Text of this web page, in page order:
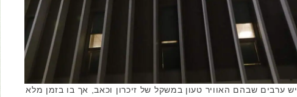
יש ערבים שבהם האוויר טעון במשקל של זיכרון וכאב, אך בו בזמן מלא